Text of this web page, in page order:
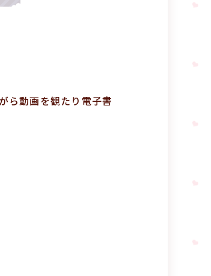
ら動画を観たり電子書